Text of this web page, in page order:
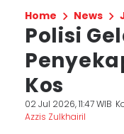
Home News
Polisi
Kos
02 Jul 2026, 11:47 WIB
Azzis Zulkhairil